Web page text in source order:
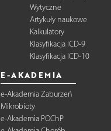
Wytyczne
Artykuły naukowe
Kalkulatory
Klasyfikacja ICD-9
Klasyfikacja ICD-10
E-AKADEMIA
e-Akademia Zaburzeń
Mikrobioty
e-Akademia POChP